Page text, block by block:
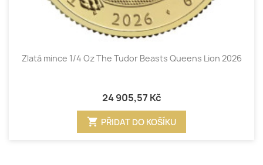
Zlatá mince 1/4 Oz The Tudor Beasts Queens Lion 2026
24 905,57 Kč
shopping_cart PŘIDAT DO KOŠÍKU